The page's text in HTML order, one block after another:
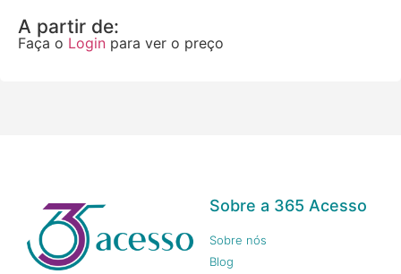
A partir de:
Faça o Login para ver o preço
Sobre a 365 Acesso
Sobre nós
Blog